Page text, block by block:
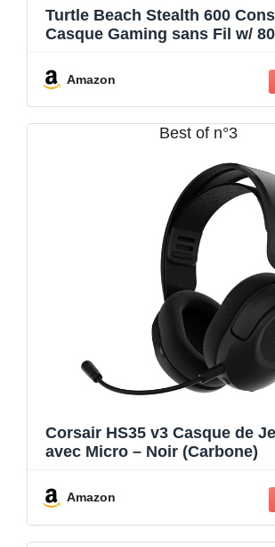
Turtle Beach Stealth 600
Casque Gaming sans Fil w/
Xbox Series X ou S, PC et
Amazon
Best of n°3
Corsair HS35 v3 Casque de
avec Micro – Noir (Carbone)
Amazon